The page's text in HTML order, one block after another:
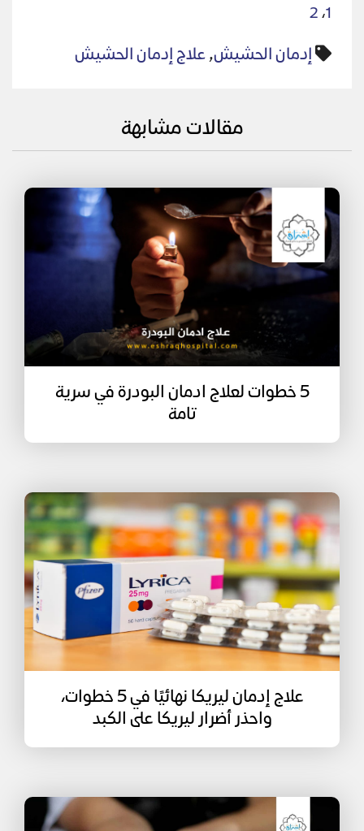
1، 2
إدمان الحشيش, علاج إدمان الحشيش
مقالات مشابهة
5 خطوات لعلاج ادمان البودرة في سرية
تامة
علاج إدمان ليريكا نهائيًا في 5 خطوات،
واحذر أضرار ليريكا على الكبد